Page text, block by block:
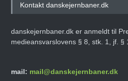
Kontakt danskejernbaner.dk
danskejernbaner.dk er anmeldt til
medieansvarslovens § 8, stk. 1, jf. §
mail: mail@danskejernbaner.dk